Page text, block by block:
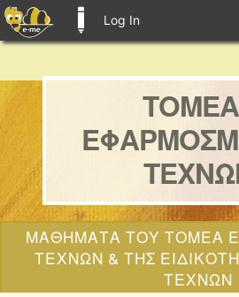
Log In
ΜΑΘΗΜΑΤΑ ΤΟΥ ΤΟΜΕΑ
ΤΕΧΝΩΝ & ΤΗΣ
ΤΕΧΝΩΝ